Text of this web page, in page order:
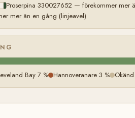
Proserpina 330027652 — förekommer mer
mer än en gång (linjeavel)
Bay 7 % Hannoveranare 3 %